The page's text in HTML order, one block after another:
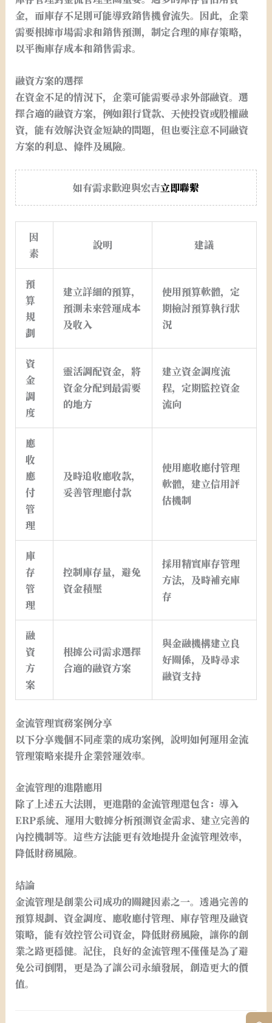
金，而庫存不足則可能導致銷售機會流失。因此，企業
需要根據市場需求和銷售預測，制定合理的庫存策略，
以平衡庫存成本和銷售需求。
融資方案的選擇
在資金不足的情況下，企業可能需要尋求外部融資。選
擇合適的融資方案，例如銀行貸款、天使投資或股權融
資，能有效解決資金短缺的問題，但也要注意不同融資
方案的利息、條件及風險。
如有需求歡迎與宏吉立即聯繫
因
素
說明 建議
預
算
規
劃
建立詳細的預算，
預測未來營運成本
及收入
使用預算軟體，定
期檢討預算執行狀
況
資
金
調
度
靈活調配資金，將
資金分配到最需要
的地方
建立資金調度流
程，定期監控資金
流向
應
收
應
付
管
理
及時追收應收款，
妥善管理應付款
使用應收應付管理
軟體，建立信用評
估機制
庫
存
管
理
控制庫存量，避免
資金積壓
採用精實庫存管理
方法，及時補充庫
存
融
資
方
案
根據公司需求選擇
合適的融資方案
與金融機構建立良
好關係，及時尋求
融資支持
金流管理實務案例分享
以下分享幾個不同產業的成功案例，說明如何運用金流
管理策略來提升企業營運效率。
金流管理的進階應用
除了上述五大法則，更進階的金流管理還包含：導入
ERP系統、運用大數據分析預測資金需求、建立完善的
內控機制等。這些方法能更有效地提升金流管理效率，
降低財務風險。
結論
金流管理是創業公司成功的關鍵因素之一。透過完善的
預算規劃、資金調度、應收應付管理、庫存管理及融資
策略，能有效控管公司資金，降低財務風險，讓你的創
業之路更穩健。記住，良好的金流管理不僅僅是為了避
免公司倒閉，更是為了讓公司永續發展，創造更大的價
值。